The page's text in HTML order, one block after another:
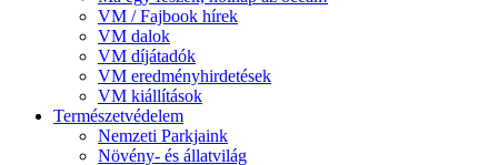
VM / Fajbook hírek
VM dalok
VM díjátadók
VM eredményhirdetések
VM kiállítások
Természetvédelem
Nemzeti Parkjaink
Növény- és állatvilág